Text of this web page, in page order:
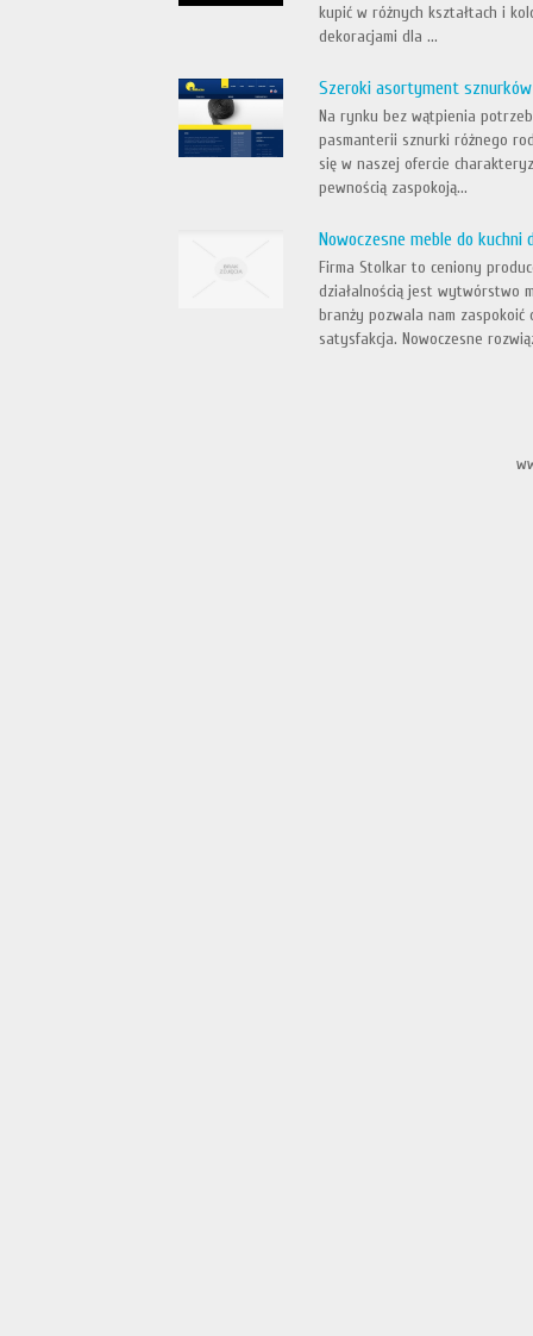
kupić w różnych kształtach i
dekoracjami dla ...
Szeroki asortyment
Na rynku bez wątpienia
pasmanterii sznurki różnego
się w naszej ofercie
pewnością zaspokoją...
Nowoczesne meble do kuchni
Firma Stolkar to ceniony
działalnością jest wytwórstwo
branży pozwala nam
satysfakcja. Nowoczesne